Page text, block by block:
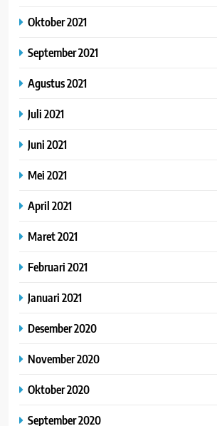
Oktober 2021
September 2021
Agustus 2021
Juli 2021
Juni 2021
Mei 2021
April 2021
Maret 2021
Februari 2021
Januari 2021
Desember 2020
November 2020
Oktober 2020
September 2020